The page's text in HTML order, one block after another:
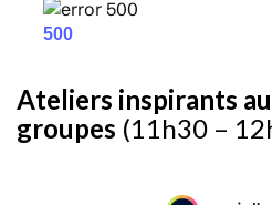
Ateliers inspirants
groupes (11h30 –